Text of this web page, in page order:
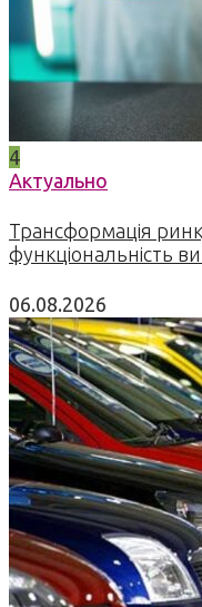
4
Актуально
Трансформація
функціональність
06.08.2026